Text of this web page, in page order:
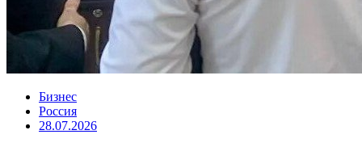
Бизнес
Россия
28.07.2026